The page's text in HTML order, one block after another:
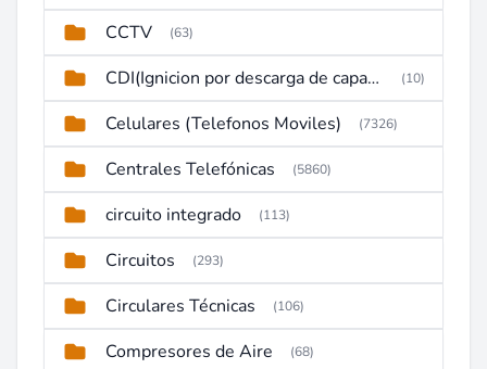
CCTV (63)
CDI(Ignicion por descarga de capacitor) (10)
Celulares (Telefonos Moviles) (7326)
Centrales Telefónicas (5860)
circuito integrado (113)
Circuitos (293)
Circulares Técnicas (106)
Compresores de Aire (68)